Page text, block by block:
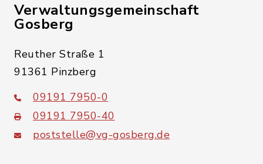
Verwaltungsgemeinschaft
Gosberg
Reuther Straße 1
91361 Pinzberg
09191 7950-0
09191 7950-40
poststelle@vg-gosberg.de